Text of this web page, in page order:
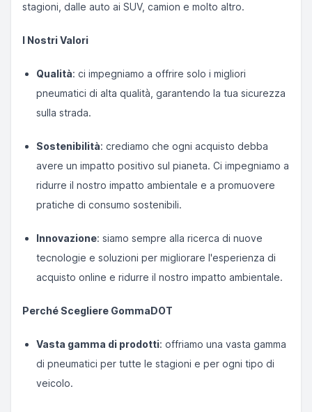
stagioni, dalle auto ai SUV, camion e molto altro.
I Nostri Valori
Qualità: ci impegniamo a offrire solo i migliori
pneumatici di alta qualità, garantendo la tua sicurezza
sulla strada.
Sostenibilità: crediamo che ogni acquisto debba
avere un impatto positivo sul pianeta. Ci impegniamo a
ridurre il nostro impatto ambientale e a promuovere
pratiche di consumo sostenibili.
Innovazione: siamo sempre alla ricerca di nuove
tecnologie e soluzioni per migliorare l'esperienza di
acquisto online e ridurre il nostro impatto ambientale.
Perché Scegliere GommaDOT
Vasta gamma di prodotti: offriamo una vasta gamma
di pneumatici per tutte le stagioni e per ogni tipo di
veicolo.